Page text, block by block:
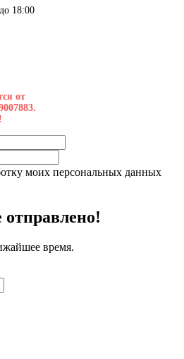
18:00
от
моих персональных данных
время.